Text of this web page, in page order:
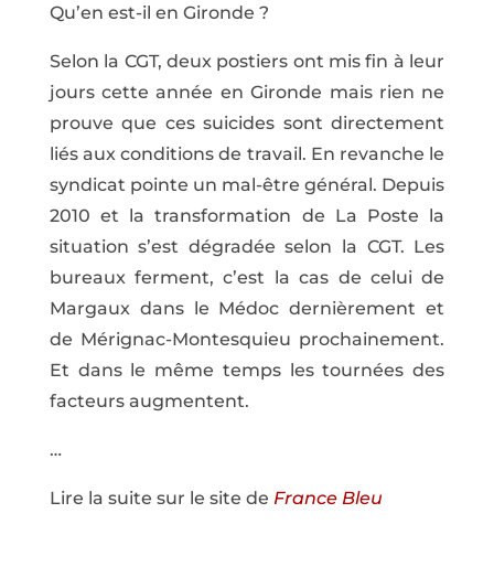
Qu’en est-il en Gironde ?
Selon la CGT, deux postiers ont mis fin à leur
jours cette année en Gironde mais rien ne
prouve que ces suicides sont directement
liés aux conditions de travail. En revanche le
syndicat pointe un mal-être général. Depuis
2010 et la transformation de La Poste la
situation s’est dégradée selon la CGT. Les
bureaux ferment, c’est la cas de celui de
Margaux dans le Médoc dernièrement et
de Mérignac-Montesquieu prochainement.
Et dans le même temps les tournées des
facteurs augmentent.
…
Lire la suite sur le site de France Bleu